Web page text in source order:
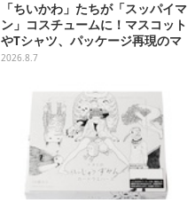
「ちいかわ」たちが「スッパイマ
ン」コスチュームに！マスコット
やTシャツ、パッケージ再現のマ
グネットなど全5アイテム
2026.8.7